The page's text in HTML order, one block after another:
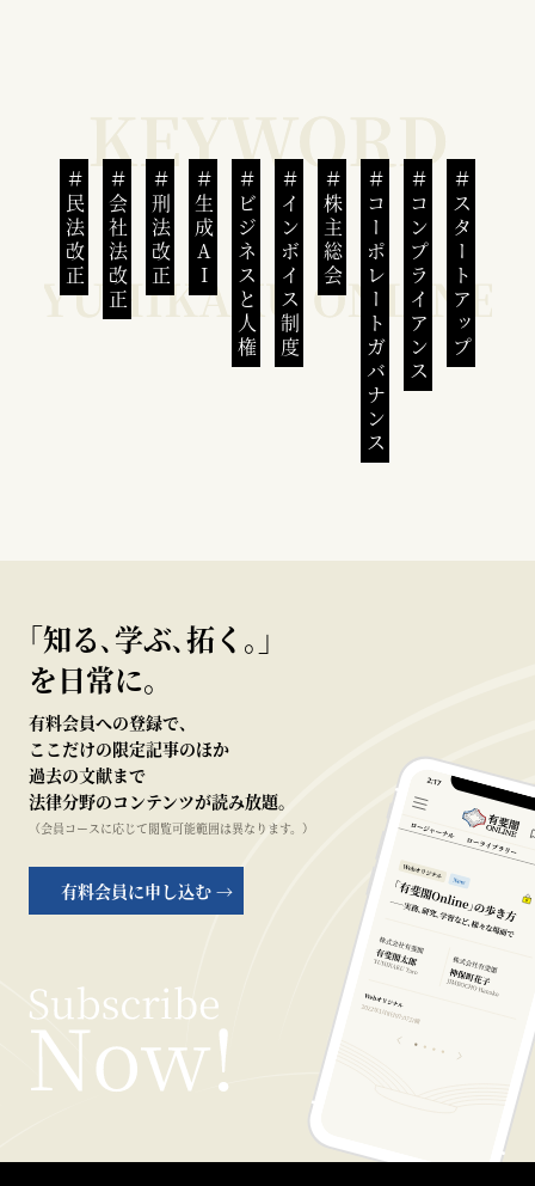
民法改正 会社法改正 刑法改正 生成AI ビジネスと人権インボイス制度 株主総会 コーポレートガバナンスコンプライアンススタートアップ
｢知る､学ぶ､拓く｡｣
を日常に。
有料会員への登録で、
ここだけの限定記事のほか
過去の文献まで
法律分野のコンテンツが読み放題。
（会員コースに応じて閲覧可能範囲は異なります。）
有料会員に申し込む →